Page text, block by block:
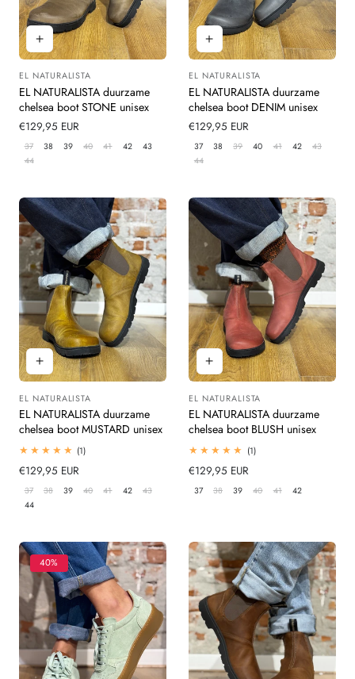
Leverancier:
EL NATURALISTA
EL NATURALISTA duurzame
chelsea boot STONE unisex
Normale
prijs
€129,95 EUR
37 38 39 40 41 42
43
44
Leverancier:
EL NATURALISTA
EL NATURALISTA duurzame
chelsea boot DENIM unisex
Normale
prijs
€129,95 EUR
37 38 39 40 41 42
43
44
Leverancier:
EL NATURALISTA
EL NATURALISTA duurzame
chelsea boot MUSTARD unisex
(1)1
Normale
prijs
€129,95 EUR
37 38 39 40 41 42
43
44
Leverancier:
EL NATURALISTA
EL NATURALISTA duurzame
chelsea boot BLUSH unisex
(1)1
Normale
prijs
€129,95 EUR
37 38 39 40 41 42
40%